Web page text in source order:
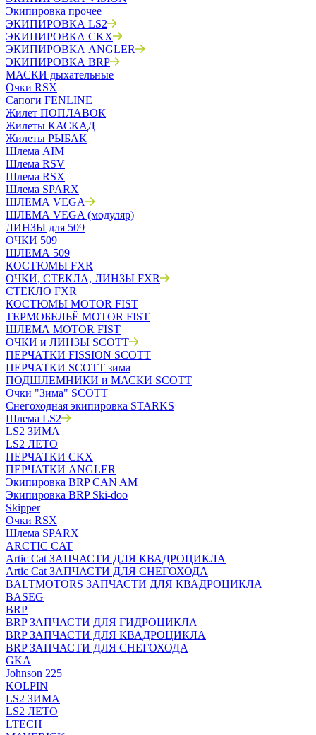
Экипировка прочее
ЭКИПИРОВКА LS2
ЭКИПИРОВКА CKX
ЭКИПИРОВКА ANGLER
ЭКИПИРОВКА BRP
МАСКИ дыхательные
Очки RSX
Сапоги FENLINE
Жилет ПОПЛАВОК
Жилеты КАСКАД
Жилеты РЫБАК
Шлема AIM
Шлема RSV
Шлема RSX
Шлема SPARX
ШЛЕМА VEGA
ШЛЕМА VEGA (модуляр)
ЛИНЗЫ для 509
ОЧКИ 509
ШЛЕМА 509
КОСТЮМЫ FXR
ОЧКИ, СТЕКЛА, ЛИНЗЫ FXR
СТЕКЛО FXR
КОСТЮМЫ MOTOR FIST
ТЕРМОБЕЛЬЁ MOTOR FIST
ШЛЕМА MOTOR FIST
ОЧКИ и ЛИНЗЫ SCOTT
ПЕРЧАТКИ FISSION SCOTT
ПЕРЧАТКИ SCOTT зима
ПОДШЛЕМНИКИ и МАСКИ SCOTT
Очки "Зима" SCOTT
Снегоходная экипировка STARKS
Шлема LS2
LS2 ЗИМА
LS2 ЛЕТО
ПЕРЧАТКИ CKX
ПЕРЧАТКИ ANGLER
Экипировка BRP CAN AM
Экипировка BRP Ski-doo
Skipper
Очки RSX
Шлема SPARX
ARCTIC CAT
Artic Cat ЗАПЧАСТИ ДЛЯ КВАДРОЦИКЛА
Artic Cat ЗАПЧАСТИ ДЛЯ СНЕГОХОДА
BALTMOTORS ЗАПЧАСТИ ДЛЯ КВАДРОЦИКЛА
BASEG
BRP
BRP ЗАПЧАСТИ ДЛЯ ГИДРОЦИКЛА
BRP ЗАПЧАСТИ ДЛЯ КВАДРОЦИКЛА
BRP ЗАПЧАСТИ ДЛЯ СНЕГОХОДА
GKA
Johnson 225
KOLPIN
LS2 ЗИМА
LS2 ЛЕТО
LTECH